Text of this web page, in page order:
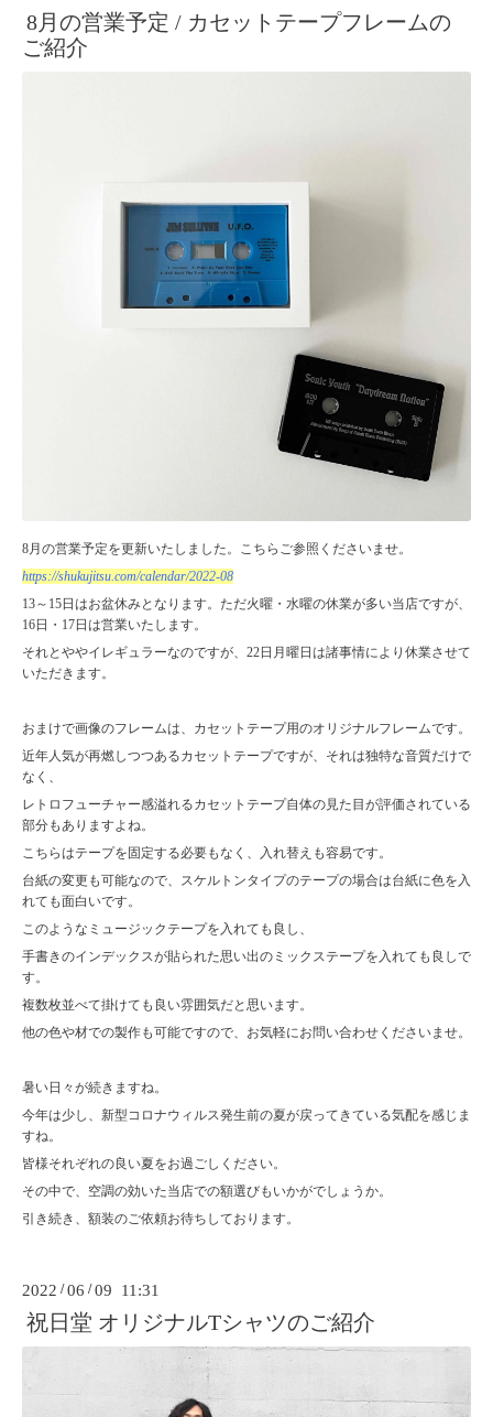
8月の営業予定 / カセットテープフレームの
ご紹介
8月の営業予定を更新いたしました。こちらご参照くださいませ。
https://shukujitsu.com/calendar/2022-08
13～15日はお盆休みとなります。ただ火曜・水曜の休業が多い当店ですが、
16日・17日は営業いたします。
それとややイレギュラーなのですが、22日月曜日は諸事情により休業させて
いただきます。
おまけで画像のフレームは、カセットテープ用のオリジナルフレームです。
近年人気が再燃しつつあるカセットテープですが、それは独特な音質だけで
なく、
レトロフューチャー感溢れるカセットテープ自体の見た目が評価されている
部分もありますよね。
こちらはテープを固定する必要もなく、入れ替えも容易です。
台紙の変更も可能なので、スケルトンタイプのテープの場合は台紙に色を入
れても面白いです。
このようなミュージックテープを入れても良し、
手書きのインデックスが貼られた思い出のミックステープを入れても良しで
す。
複数枚並べて掛けても良い雰囲気だと思います。
他の色や材での製作も可能ですので、お気軽にお問い合わせくださいませ。
暑い日々が続きますね。
今年は少し、新型コロナウィルス発生前の夏が戻ってきている気配を感じま
すね。
皆様それぞれの良い夏をお過ごしください。
その中で、空調の効いた当店での額選びもいかがでしょうか。
引き続き、額装のご依頼お待ちしております。
2022 /06 /09 11:31
祝日堂 オリジナルTシャツのご紹介